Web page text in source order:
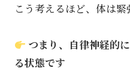
こう考えるほど、体は緊
つまり、自律神経的
る状態です